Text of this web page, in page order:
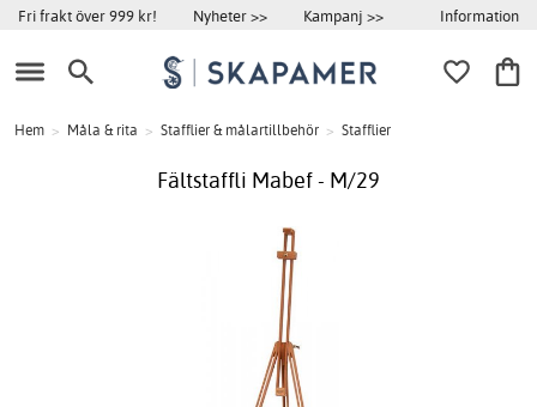
Fri frakt över 999 kr! Nyheter >> Kampanj >> Information
Hem > Måla & rita > Stafflier & målartillbehör > Stafflier
Fältstaffli Mabef - M/29